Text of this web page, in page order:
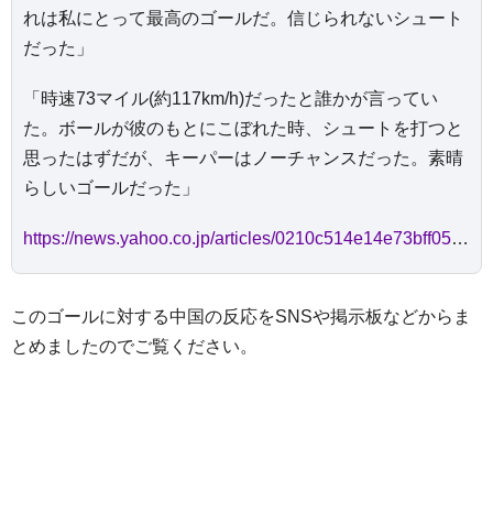
れは私にとって最高のゴールだ。信じられないシュート
だった」
「時速73マイル(約117km/h)だったと誰かが言ってい
た。ボールが彼のもとにこぼれた時、シュートを打つと
思ったはずだが、キーパーはノーチャンスだった。素晴
らしいゴールだった」
https://news.yahoo.co.jp/articles/0210c514e14e73bff05bd4b808e7751a1c62bf2d
このゴールに対する中国の反応をSNSや掲示板などからま
とめましたのでご覧ください。